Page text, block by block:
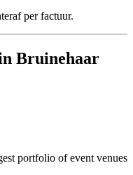
per factuur.
Bruinehaar
portfolio of event venues